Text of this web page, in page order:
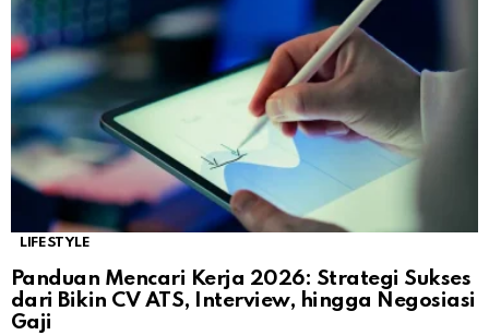
LIFESTYLE
Panduan Mencari Kerja 2026: Strategi Sukses
dari Bikin CV ATS, Interview, hingga Negosiasi
Gaji